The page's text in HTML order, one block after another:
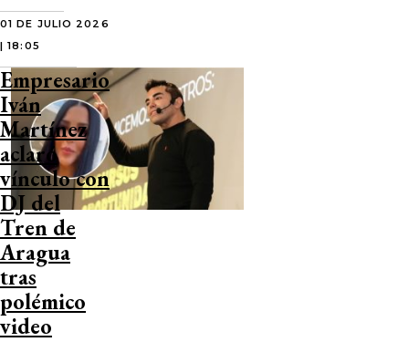
01 DE JULIO 2026
| 18:05
Empresario
Iván
Martínez
aclaró
vínculo con
DJ del
Tren de
Aragua
tras
polémico
video